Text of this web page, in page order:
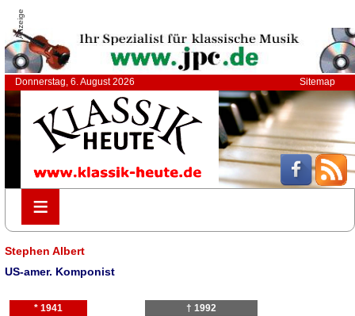
Anzeige
Donnerstag, 6. August 2026 Sitemap
≡
≡
Stephen Albert
US-amer. Komponist
* 1941 † 1992